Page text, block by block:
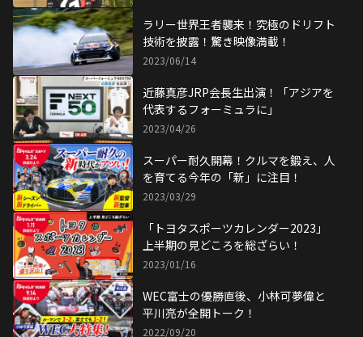
ラリー世界王者襲来！究極のドリフト
技術を披露！驚き映像満載！
2023/06/14
近藤真彦JRP会長生出演！「アジアを
代表するフォーミュラに」
2023/04/26
スーパー耐久開幕！クルマを鍛え、人
を育てる今年の「新」に注目！
2023/03/29
「トヨタスポーツカレンダー2023」
上半期の見どころを総ざらい！
2023/01/16
WEC富士の優勝直後、小林可夢偉と
平川亮が全開トーク！
2022/09/20